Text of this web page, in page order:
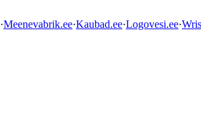
·Meenevabrik.ee·Kaubad.ee·Logovesi.ee·